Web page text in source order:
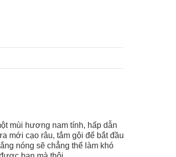
mùi hương nam tính, hấp dẫn
mới cạo râu, tắm gội để bắt đầu
nóng sẽ chẳng thể làm khó